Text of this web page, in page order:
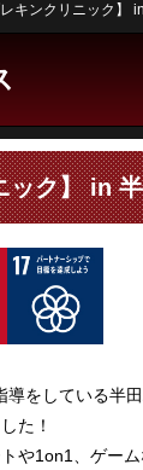
レキンクリニック】
ック】 in
導をしている半
た！
や1on1、ゲー